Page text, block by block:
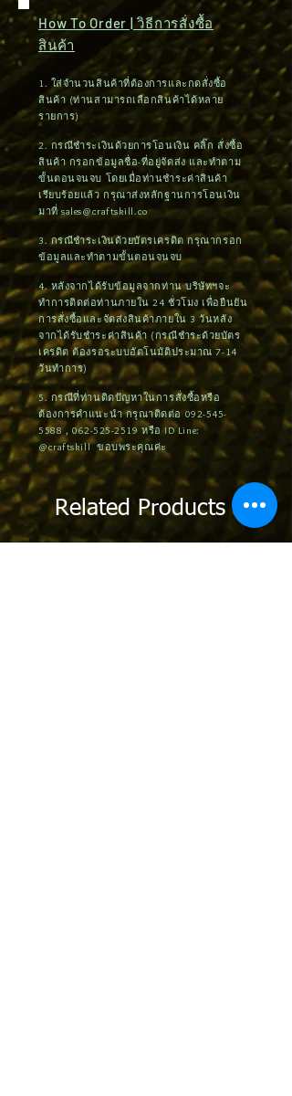
ต่างจังหวัดใช้เวลา 3-5 วัน / จัดส่งได้ทาง
ไปรษณีย์
How To Order | วิธีการสั่งซื้อ
สินค้า
1. ใส่จำนวนสินค้าที่ต้องการและกดสั่งซื้อ
สินค้า (ท่านสามารถเลือกสินค้าได้หลาย
รายการ)
2. กรณีชำระเงินด้วยการโอนเงิน คลิ๊ก สั่งซื้อ
สินค้า กรอกข้อมูลชื่อ-ที่อยู่จัดส่ง และทำตาม
ขั้นตอนจนจบ โดยเมื่อท่านชำระค่าสินค้า
เรียบร้อยแล้ว กรุณาส่งหลักฐานการโอนเงิน
มาที่sales@craftskill.co
3. กรณีชำระเงินด้วยบัตรเครดิต กรุณากรอก
ข้อมูลและทำตามขั้นตอนจนจบ
4. หลังจากได้รับข้อมูลจากท่าน บริษัทฯจะ
ทำการติดต่อท่านภายใน 24 ชั่วโมง เพื่อยืนยัน
การสั่งซื้อและจัดส่งสินค้าภายใน 3 วันหลัง
จากได้รับชำระค่าสินค้า (กรณีชำระด้วยบัตร
เครดิต ต้องรอระบบอัตโนมัติประมาณ 7-14
วันทำการ)
5. กรณีที่ท่านติดปัญหาในการสั่งซื้อหรือ
ต้องการคำแนะนำ กรุณาติดต่อ 092-545-
5588, 062-525-2519 หรือ ID Line:
@craftskill ขอบพระคุณค่ะ
Related Products